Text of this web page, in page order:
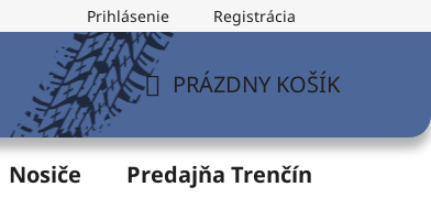
Formulár na odstúpenie od zmluvy
Prihlásenie Registrácia
KOŠÍK
PRÁZDNY KOŠÍK
Nosiče Predajňa Trenčín